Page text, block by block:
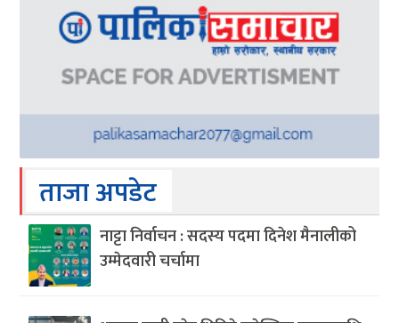
ताजा अपडेट
नाट्टा निर्वाचन : सदस्य पदमा दिनेश मैनालीको
उम्मेदवारी चर्चामा